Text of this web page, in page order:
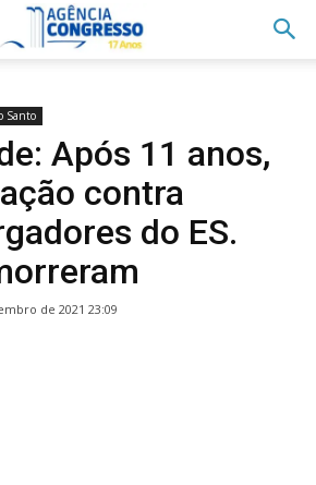
Santo
Após 11 anos,
contra
do ES.
de 2021 23:09